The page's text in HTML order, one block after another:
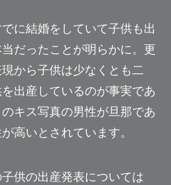
に結婚をしていて子供も出
だったことが明らかに。更
から子供は少なくとも二
出産しているのが事実であ
キス写真の男性が旦那であ
高いとされています。
供の出産発表については